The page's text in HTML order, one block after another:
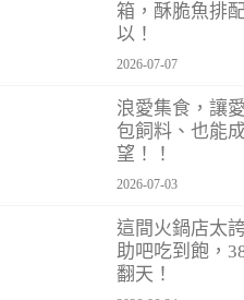
箱，酥脆魚排
以！
2026-07-07
浪愛集食，讓
包飼料、也能
望！！
2026-07-03
這間火鍋店太
助吧吃到飽，
翻天！